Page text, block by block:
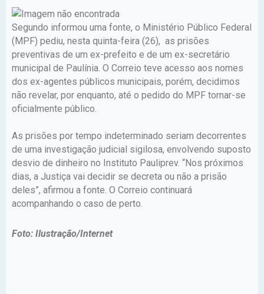
Segundo informou uma fonte, o Ministério Público Federal
(MPF) pediu, nesta quinta-feira (26), as prisões
preventivas de um ex-prefeito e de um ex-secretário
municipal de Paulínia. O Correio teve acesso aos nomes
dos ex-agentes públicos municipais, porém, decidimos
não revelar, por enquanto, até o pedido do MPF tornar-se
oficialmente público.
As prisões por tempo indeterminado seriam decorrentes
de uma investigação judicial sigilosa, envolvendo suposto
desvio de dinheiro no Instituto Pauliprev. “Nos próximos
dias, a Justiça vai decidir se decreta ou não a prisão
deles”, afirmou a fonte. O Correio continuará
acompanhando o caso de perto.
Foto: Ilustração/Internet